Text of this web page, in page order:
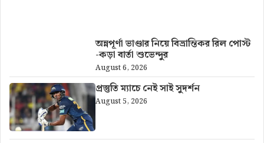
অন্নপূর্ণা ভাণ্ডার নিয়ে বিভ্রান্তিকর রিল পোস্ট
-কড়া বার্তা শুভেন্দুর
August 6, 2026
প্রস্তুতি ম্যাচে নেই সাই সুদর্শন
August 5, 2026